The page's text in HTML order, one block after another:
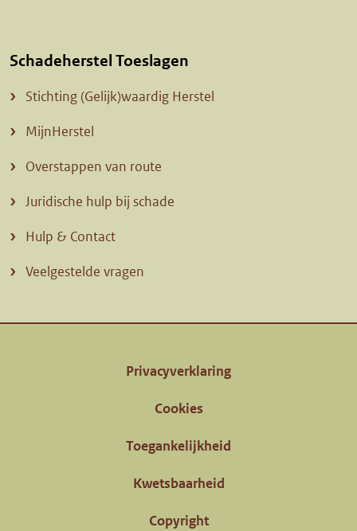
Schadeherstel Toeslagen
Stichting (Gelijk)waardig Herstel
MijnHerstel
Overstappen van route
Juridische hulp bij schade
Hulp & Contact
Veelgestelde vragen
Privacyverklaring
Cookies
Toegankelijkheid
Kwetsbaarheid
Copyright